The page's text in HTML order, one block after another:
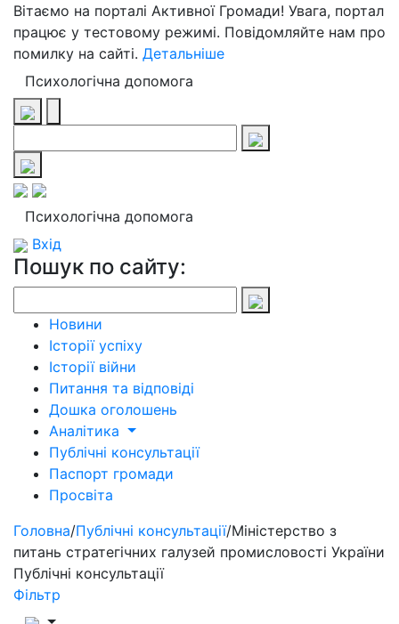
Вітаємо на порталі Активної Громади! Увага, портал
працює у тестовому режимі. Повідомляйте нам про
помилку на сайті. Детальніше
Психологічна допомога
Психологічна допомога
Вхід
Пошук по сайту:
Новини
Історії успіху
Історії війни
Питання та відповіді
Дошка оголошень
Аналітика
Публічні консультації
Паспорт громади
Просвіта
Головна/Публічні консультації/Міністерство з
питань стратегічних галузей промисловості України
Публічні консультації
Фільтр